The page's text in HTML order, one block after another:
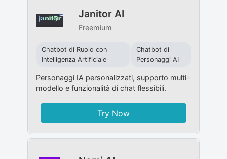
Janitor AI
Freemium
Chatbot di Ruolo con
Intelligenza Artificiale
Chatbot di
Personaggi AI
Personaggi IA personalizzati, supporto multi-
modello e funzionalità di chat flessibili.
Try Now